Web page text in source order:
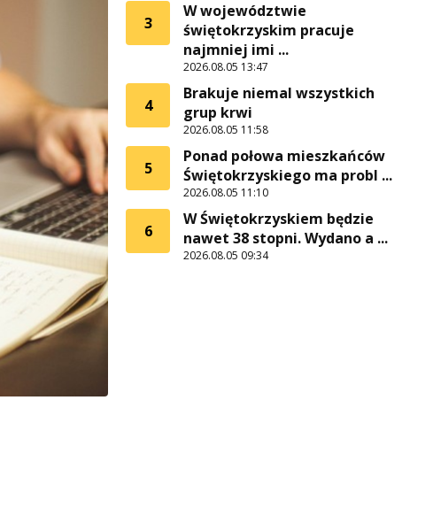
3
W województwie
świętokrzyskim pracuje
najmniej imi ...
2026.08.05 13:47
4
Brakuje niemal wszystkich
grup krwi
2026.08.05 11:58
5
Ponad połowa mieszkańców
Świętokrzyskiego ma probl ...
2026.08.05 11:10
6
W Świętokrzyskiem będzie
nawet 38 stopni. Wydano a ...
2026.08.05 09:34